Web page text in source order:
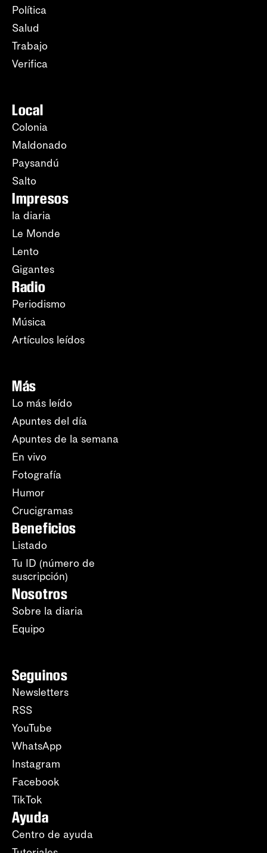
Política
Salud
Trabajo
Verifica
Local
Colonia
Maldonado
Paysandú
Salto
Impresos
la diaria
Le Monde
Lento
Gigantes
Radio
Periodismo
Música
Artículos leídos
Más
Lo más leído
Apuntes del día
Apuntes de la semana
En vivo
Fotografía
Humor
Crucigramas
Beneficios
Listado
Tu ID (número de
suscripción)
Nosotros
Sobre la diaria
Equipo
Seguinos
Newsletters
RSS
YouTube
WhatsApp
Instagram
Facebook
TikTok
Ayuda
Centro de ayuda